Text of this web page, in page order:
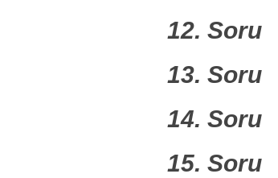
12. Soru
13. Soru
14. Soru
15. Soru